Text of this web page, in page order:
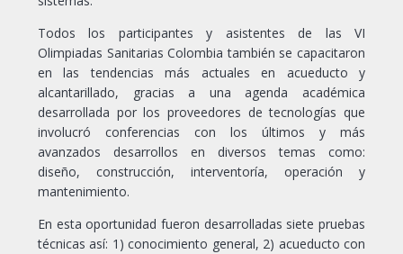
Todos los participantes y asistentes de las VI
Olimpiadas Sanitarias Colombia también se capacitaron
en las tendencias más actuales en acueducto y
alcantarillado, gracias a una agenda académica
desarrollada por los proveedores de tecnologías que
involucró conferencias con los últimos y más
avanzados desarrollos en diversos temas como:
diseño, construcción, interventoría, operación y
mantenimiento.
En esta oportunidad fueron desarrolladas siete pruebas
técnicas así: 1) conocimiento general, 2) acueducto con